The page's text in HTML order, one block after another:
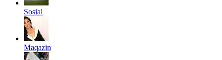
Sosial
Maqazin